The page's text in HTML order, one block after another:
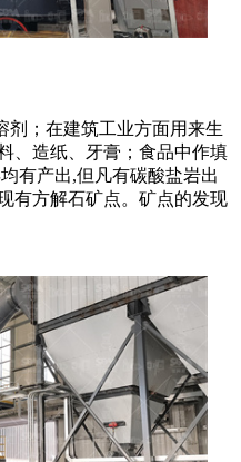
剂；在建筑工业方面用来生
、造纸、牙膏；食品中作填
有产出,但凡有碳酸盐岩出
有方解石矿点。矿点的发现